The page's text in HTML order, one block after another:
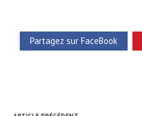
Partagez sur FaceBook